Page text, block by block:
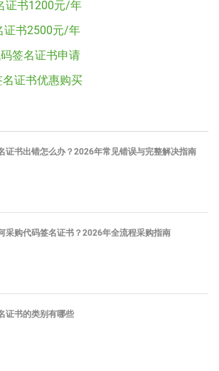
证书1200元/年
证书2500元/年
签名证书申请
名证书优惠购买
证书出错怎么办？2026年常见错误与完整解决指南
采购代码签名证书？2026年全流程采购指南
证书的类别有哪些